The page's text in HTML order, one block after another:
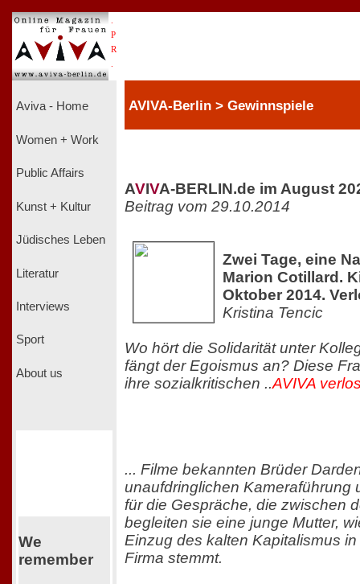
P
R
Aviva - Home
Women + Work
Public Affairs
Kunst + Kultur
Jüdisches Leben
Literatur
Interviews
Sport
About us
We
remember
AVIVA-Berlin > Gewinnspiele
AVIVA-BERLIN.de im August
Beitrag vom 29.10.2014
Zwei Tage, eine
Marion Cotillard.
Oktober 2014.
Kristina Tencic
Wo hört die Solidarität unter
fängt der Egoismus an? Diese
ihre sozialkritischen ..AVIVA
... Filme bekannten Brüder
unaufdringlichen Kameraführung
für die Gespräche, die zwischen
begleiten sie eine junge Mutter,
Einzug des kalten Kapitalismus
Firma stemmt.